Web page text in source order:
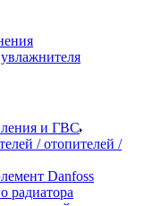
и ГВС
/ отопителей /
Danfoss
радиатора